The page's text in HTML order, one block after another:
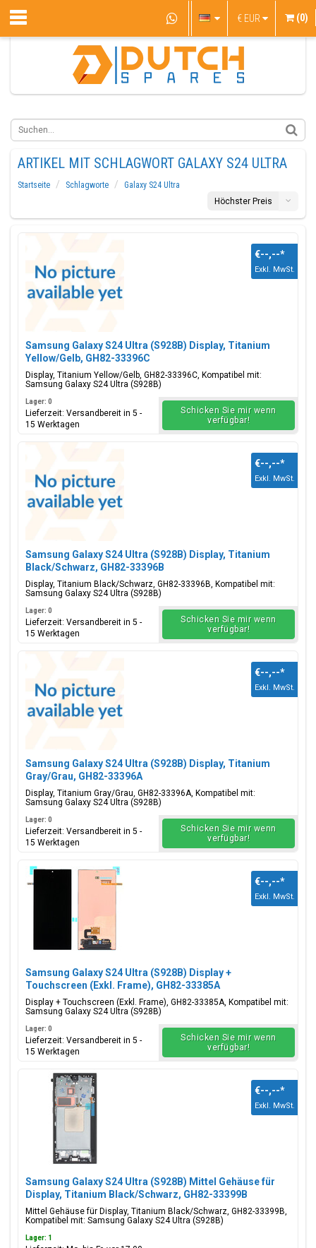
€ EUR (0)
ARTIKEL MIT SCHLAGWORT GALAXY S24 ULTRA
Startseite Schlagworte
Galaxy S24 Ultra
Höchster Preis
Samsung Galaxy S24 Ultra (S928B) Display, Titanium
Yellow/Gelb, GH82-33396C
Display, Titanium Yellow/Gelb, GH82-33396C, Kompatibel mit:
Samsung Galaxy S24 Ultra (S928B)
€--,--*
Exkl. MwSt.
Lager: 0
Lieferzeit: Versandbereit in 5 -
15 Werktagen
Schicken Sie mir wenn
verfügbar!
Samsung Galaxy S24 Ultra (S928B) Display, Titanium
Black/Schwarz, GH82-33396B
Display, Titanium Black/Schwarz, GH82-33396B, Kompatibel mit:
Samsung Galaxy S24 Ultra (S928B)
€--,--*
Exkl. MwSt.
Lager: 0
Lieferzeit: Versandbereit in 5 -
15 Werktagen
Schicken Sie mir wenn
verfügbar!
Samsung Galaxy S24 Ultra (S928B) Display, Titanium
Gray/Grau, GH82-33396A
Display, Titanium Gray/Grau, GH82-33396A, Kompatibel mit:
Samsung Galaxy S24 Ultra (S928B)
€--,--*
Exkl. MwSt.
Lager: 0
Lieferzeit: Versandbereit in 5 -
15 Werktagen
Schicken Sie mir wenn
verfügbar!
Samsung Galaxy S24 Ultra (S928B) Display +
Touchscreen (Exkl. Frame), GH82-33385A
Display + Touchscreen (Exkl. Frame), GH82-33385A, Kompatibel mit:
Samsung Galaxy S24 Ultra (S928B)
€--,--*
Exkl. MwSt.
Lager: 0
Lieferzeit: Versandbereit in 5 -
15 Werktagen
Schicken Sie mir wenn
verfügbar!
Samsung Galaxy S24 Ultra (S928B) Mittel Gehäuse für
Display, Titanium Black/Schwarz, GH82-33399B
Mittel Gehäuse für Display, Titanium Black/Schwarz, GH82-33399B,
Kompatibel mit: Samsung Galaxy S24 Ultra (S928B)
€--,--*
Exkl. MwSt.
Lager: 1